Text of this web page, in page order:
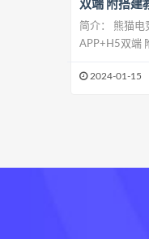
双端 附搭建
简介： 熊猫电
APP+H5双端
2024-01-15